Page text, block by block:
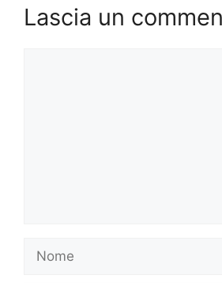
Lascia un
Nome